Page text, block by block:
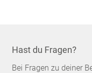
Hast du Fragen?
Bei Fragen zu deiner